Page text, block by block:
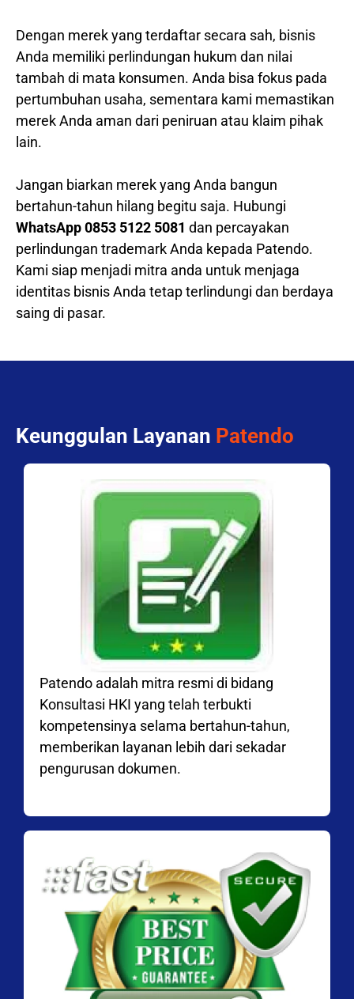
Dengan merek yang terdaftar secara sah, bisnis
Anda memiliki perlindungan hukum dan nilai
tambah di mata konsumen. Anda bisa fokus pada
pertumbuhan usaha, sementara kami memastikan
merek Anda aman dari peniruan atau klaim pihak
lain.
Jangan biarkan merek yang Anda bangun
bertahun-tahun hilang begitu saja. Hubungi
WhatsApp 0853 5122 5081 dan percayakan
perlindungan trademark Anda kepada Patendo.
Kami siap menjadi mitra anda untuk menjaga
identitas bisnis Anda tetap terlindungi dan berdaya
saing di pasar.
Keunggulan Layanan Patendo
Patendo adalah mitra resmi di bidang
Konsultasi HKI yang telah terbukti
kompetensinya selama bertahun-tahun,
memberikan layanan lebih dari sekadar
pengurusan dokumen.